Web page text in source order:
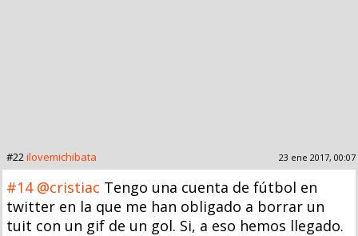
#22 ilovemichibata 23 ene 2017, 00:07
#14 @cristiac Tengo una cuenta de fútbol en
twitter en la que me han obligado a borrar un
tuit con un gif de un gol. Si, a eso hemos llegado.